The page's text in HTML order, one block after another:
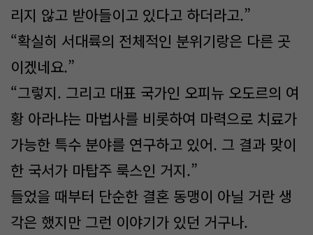
리지 않고 받아들이고 있다고 하더라고.”
“확실히 서대륙의 전체적인 분위기랑은 다른 곳
이겠네요.”
“그렇지. 그리고 대표 국가인 오피뉴 오도르의 여
황 아라냐는 마법사를 비롯하여 마력으로 치료가
가능한 특수 분야를 연구하고 있어. 그 결과 맞이
한 국서가 마탑주 룩스인 거지.”
들었을 때부터 단순한 결혼 동맹이 아닐 거란 생
각은 했지만 그런 이야기가 있던 거구나.